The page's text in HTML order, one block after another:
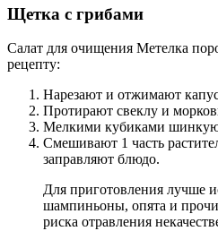
Щетка с грибами
Салат для очищения Метелка
рецепту:
Нарезают и отжимают
Протирают свеклу и
Мелкими кубиками
Смешивают 1 часть
заправляют блюдо.
Для приготовления лучше
шампиньоны, опята и
риска отравления